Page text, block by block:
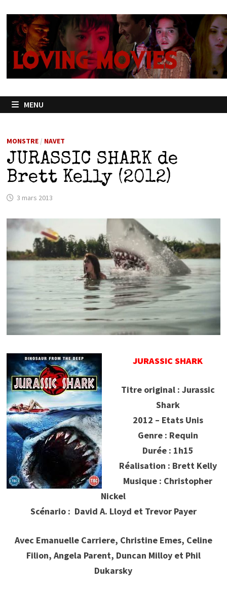
contenu
MENU
MONSTRE/ NAVET
JURASSIC SHARK de
Brett Kelly (2012)
3 mars 2013
JURASSIC SHARK
Titre original : Jurassic
Shark
2012 – Etats Unis
Genre : Requin
Durée : 1h15
Réalisation : Brett Kelly
Musique : Christopher
Nickel
Scénario : David A. Lloyd et Trevor Payer
Avec Emanuelle Carriere, Christine Emes, Celine
Filion, Angela Parent, Duncan Milloy et Phil
Dukarsky